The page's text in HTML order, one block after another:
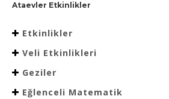
Ataevler Etkinlikler
Etkinlikler
Veli Etkinlikleri
Geziler
Eğlenceli Matematik